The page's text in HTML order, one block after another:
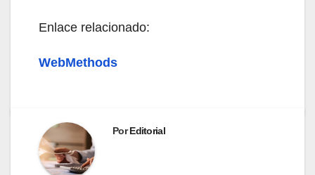
Enlace relacionado:
WebMethods
PorEditorial